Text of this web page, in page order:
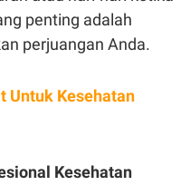
penting adalah
perjuangan Anda.
Untuk Kesehatan
Kesehatan